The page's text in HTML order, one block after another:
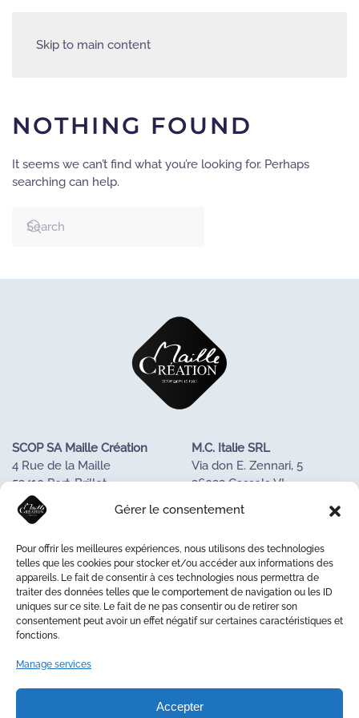
Gérer le consentement
Pour offrir les meilleures expériences, nous utilisons des technologies
telles que les cookies pour stocker et/ou accéder aux informations des
appareils. Le fait de consentir à ces technologies nous permettra de
traiter des données telles que le comportement de navigation ou les ID
uniques sur ce site. Le fait de ne pas consentir ou de retirer son
consentement peut avoir un effet négatif sur certaines caractéristiques et
fonctions.
Manage services
Accepter
Skip to main content
NOTHING FOUND
It seems we can’t find what you’re looking for. Perhaps
searching can help.
SCOP SA Maille Création
4 Rue de la Maille
53410 Port-Brillet
FRANCE
Tel : +33243688085
M.C. Italie SRL
Via don E. Zennari, 5
36022 Cassola VI
Tél. +390424533023
OUR KNOW-HOW
OUR COOPERATIVE
LA MAISON DE LA MAILLE
CONTACT US